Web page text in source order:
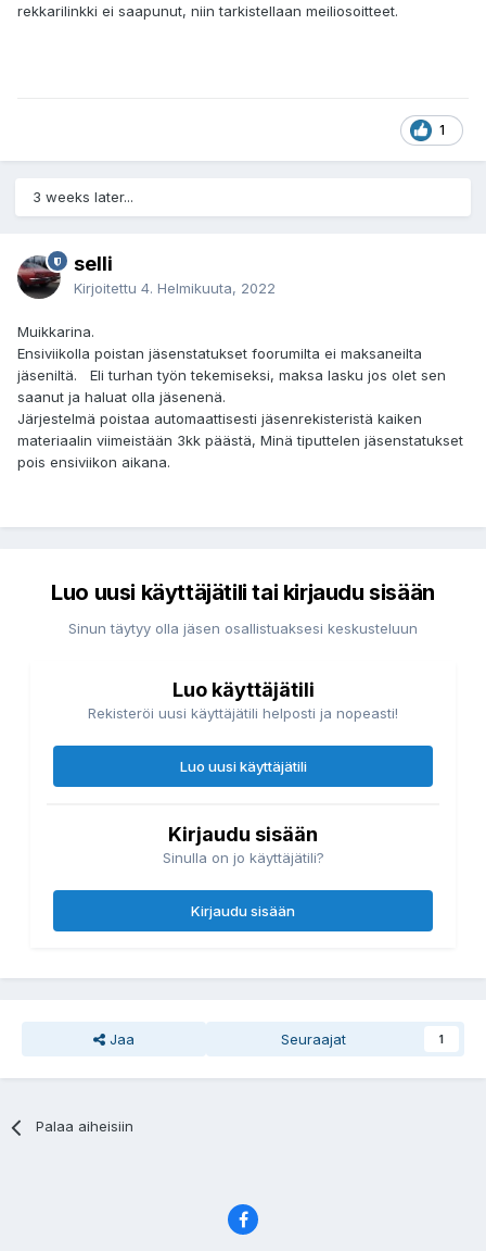
rekkarilinkki ei saapunut, niin tarkistellaan meiliosoitteet.
1
3 weeks later...
selli
Kirjoitettu 4. Helmikuuta, 2022
Muikkarina.
Ensiviikolla poistan jäsenstatukset foorumilta ei maksaneilta
jäseniltä. Eli turhan työn tekemiseksi, maksa lasku jos olet sen
saanut ja haluat olla jäsenenä.
Järjestelmä poistaa automaattisesti jäsenrekisteristä kaiken
materiaalin viimeistään 3kk päästä, Minä tiputtelen jäsenstatukset
pois ensiviikon aikana.
Luo uusi käyttäjätili tai kirjaudu sisään
Sinun täytyy olla jäsen osallistuaksesi keskusteluun
Luo käyttäjätili
Rekisteröi uusi käyttäjätili helposti ja nopeasti!
Luo uusi käyttäjätili
Kirjaudu sisään
Sinulla on jo käyttäjätili?
Kirjaudu sisään
Jaa Seuraajat 1
Palaa aiheisiin